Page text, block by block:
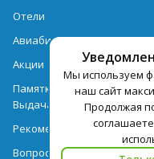
Мы используем
наш сайт
Продолжая
Отели
Авиабилеты
Акции
Памятка для туристов
Выдача документов
Рекомендации
Вопрос-ответ